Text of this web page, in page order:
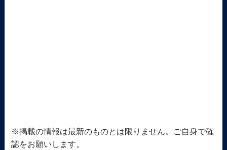
※掲載の情報は最新のものとは限りません。ご自身で確
認をお願いします。